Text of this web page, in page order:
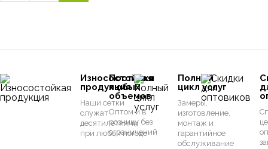
Износостойкая
продукция
Наши сетки
служат
десятилетиями
при любой погоде
Поставки
любых
объемов
Оптом и в
розницу без
ограничений
Полный
цикл услуг
Замеры,
изготовление,
монтаж и
гарантийное
обслуживание